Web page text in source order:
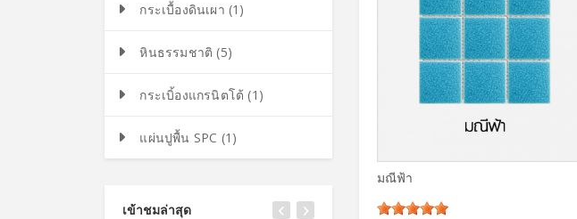
กระเบื้องดินเผา (1)
หินธรรมชาติ (5)
กระเบิ้องแกรนิตโต้ (1)
แผ่นปูพื้น SPC (1)
เข้าชมล่าสุด
มณีฟ้า